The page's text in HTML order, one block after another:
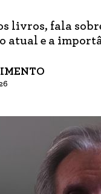
livros, fala
e a